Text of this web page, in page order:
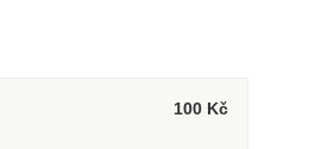
100 Kč